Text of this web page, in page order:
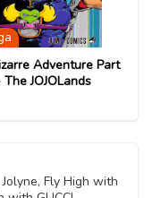
Adventure Part
JOJOLands
Fly High with